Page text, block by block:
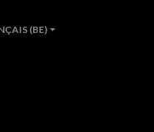
(BE)